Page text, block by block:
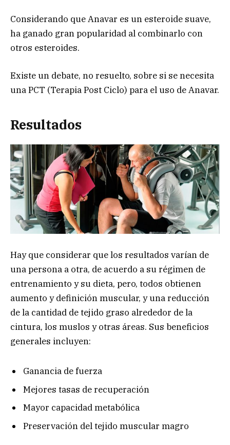
Considerando que Anavar es un esteroide suave,
ha ganado gran popularidad al combinarlo con
otros esteroides.
Existe un debate, no resuelto, sobre si se necesita
una PCT (Terapia Post Ciclo) para el uso de Anavar.
Resultados
Hay que considerar que los resultados varían de
una persona a otra, de acuerdo a su régimen de
entrenamiento y su dieta, pero, todos obtienen
aumento y definición muscular, y una reducción
de la cantidad de tejido graso alrededor de la
cintura, los muslos y otras áreas. Sus beneficios
generales incluyen:
Ganancia de fuerza
Mejores tasas de recuperación
Mayor capacidad metabólica
Preservación del tejido muscular magro